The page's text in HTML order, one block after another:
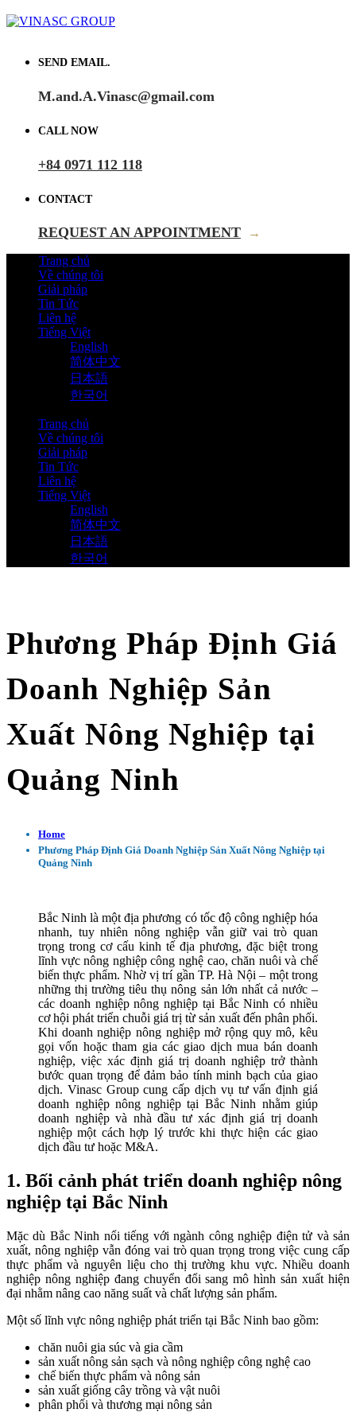
SEND EMAIL.
M.and.A.Vinasc@gmail.com
CALL NOW
+84 0971 112 118
CONTACT
REQUEST AN APPOINTMENT →
Trang chủ
Về chúng tôi
Giải pháp
Tin Tức
Liên hệ
Tiếng Việt
English
简体中文
日本語
한국어
Trang chủ
Về chúng tôi
Giải pháp
Tin Tức
Liên hệ
Tiếng Việt
English
简体中文
日本語
한국어
Phương Pháp Định Giá
Doanh Nghiệp Sản
Xuất Nông Nghiệp tại
Quảng Ninh
Home
Phương Pháp Định Giá Doanh Nghiệp Sản Xuất Nông Nghiệp tại
Quảng Ninh
Bắc Ninh là một địa phương có tốc độ công nghiệp hóa
nhanh, tuy nhiên nông nghiệp vẫn giữ vai trò quan
trọng trong cơ cấu kinh tế địa phương, đặc biệt trong
lĩnh vực nông nghiệp công nghệ cao, chăn nuôi và chế
biến thực phẩm. Nhờ vị trí gần TP. Hà Nội – một trong
những thị trường tiêu thụ nông sản lớn nhất cả nước –
các doanh nghiệp nông nghiệp tại Bắc Ninh có nhiều
cơ hội phát triển chuỗi giá trị từ sản xuất đến phân phối.
Khi doanh nghiệp nông nghiệp mở rộng quy mô, kêu
gọi vốn hoặc tham gia các giao dịch mua bán doanh
nghiệp, việc xác định giá trị doanh nghiệp trở thành
bước quan trọng để đảm bảo tính minh bạch của giao
dịch. Vinasc Group cung cấp dịch vụ tư vấn định giá
doanh nghiệp nông nghiệp tại Bắc Ninh nhằm giúp
doanh nghiệp và nhà đầu tư xác định giá trị doanh
nghiệp một cách hợp lý trước khi thực hiện các giao
dịch đầu tư hoặc M&A.
1. Bối cảnh phát triển doanh nghiệp nông
nghiệp tại Bắc Ninh
Mặc dù Bắc Ninh nổi tiếng với ngành công nghiệp điện tử và sản
xuất, nông nghiệp vẫn đóng vai trò quan trọng trong việc cung cấp
thực phẩm và nguyên liệu cho thị trường khu vực. Nhiều doanh
nghiệp nông nghiệp đang chuyển đổi sang mô hình sản xuất hiện
đại nhằm nâng cao năng suất và chất lượng sản phẩm.
Một số lĩnh vực nông nghiệp phát triển tại Bắc Ninh bao gồm:
chăn nuôi gia súc và gia cầm
sản xuất nông sản sạch và nông nghiệp công nghệ cao
chế biến thực phẩm và nông sản
sản xuất giống cây trồng và vật nuôi
phân phối và thương mại nông sản